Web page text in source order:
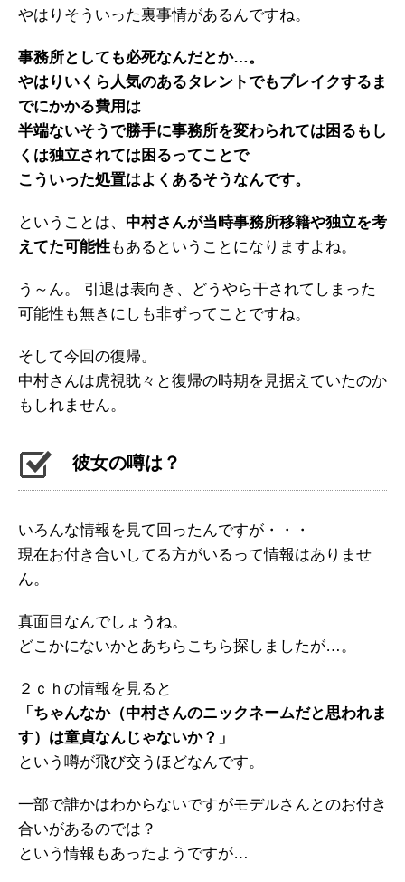
やはりそういった裏事情があるんですね。
事務所としても必死なんだとか…。
やはりいくら人気のあるタレントでもブレイクするま
でにかかる費用は
半端ないそうで勝手に事務所を変わられては困るもし
くは独立されては困るってことで
こういった処置はよくあるそうなんです。
ということは、 中村さんが当時事務所移籍や独立を考
えてた可能性もあるということになりますよね。
う～ん。 引退は表向き、どうやら干されてしまった
可能性も無きにしも非ずってことですね。
そして今回の復帰。
中村さんは虎視眈々と復帰の時期を見据えていたのか
もしれません。
彼女の噂は？
いろんな情報を見て回ったんですが・・・
現在お付き合いしてる方がいるって情報はありませ
ん。
真面目なんでしょうね。
どこかにないかとあちらこちら探しましたが…。
２ｃｈの情報を見ると
「ちゃんなか（中村さんのニックネームだと思われま
す）は童貞なんじゃないか？」
という噂が飛び交うほどなんです。
一部で誰かはわからないですがモデルさんとのお付き
合いがあるのでは？
という情報もあったようですが…